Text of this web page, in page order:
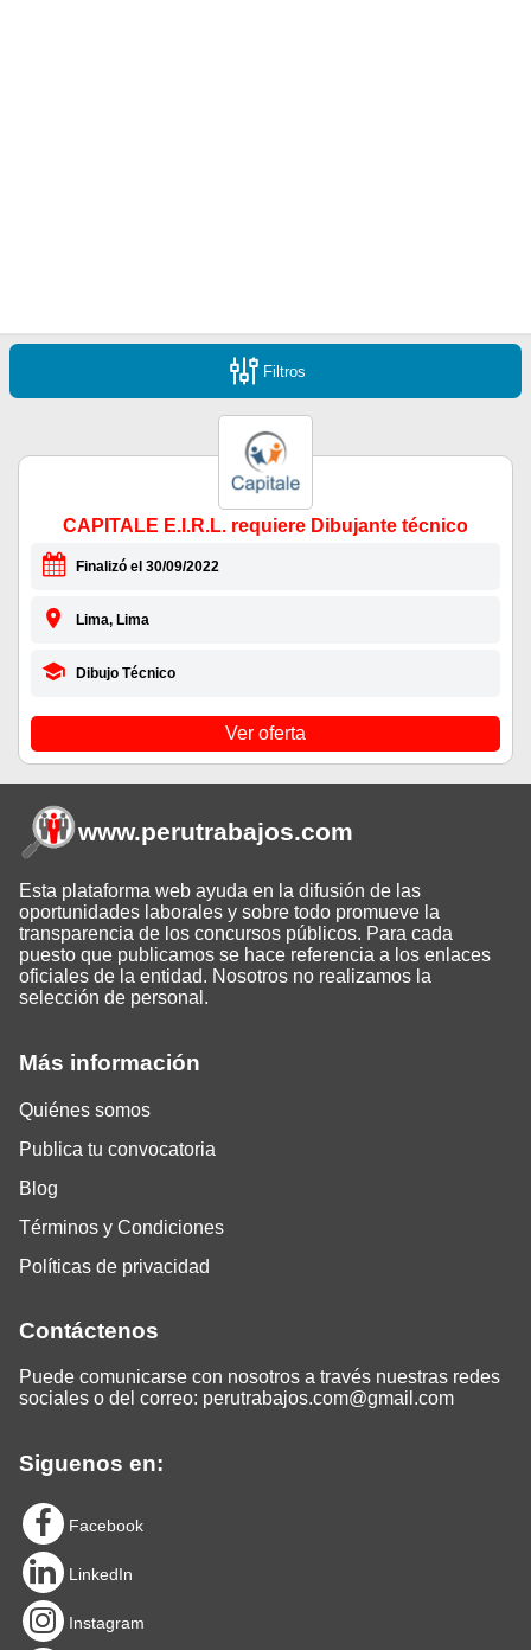
Filtros
CAPITALE E.I.R.L. requiere Dibujante técnico
Finalizó el 30/09/2022
Lima, Lima
Dibujo Técnico
Ver oferta
Más información
Quiénes somos
Publica tu convocatoria
Blog
Términos y Condiciones
Políticas de privacidad
Contáctenos
Puede comunicarse con nosotros a través nuestras redes
sociales o del correo: perutrabajos.com@gmail.com
Siguenos en:
Facebook
LinkedIn
Instagram
www.perutrabajos.com
Esta plataforma web ayuda en la difusión de las
oportunidades laborales y sobre todo promueve la
transparencia de los concursos públicos. Para cada
puesto que publicamos se hace referencia a los enlaces
oficiales de la entidad. Nosotros no realizamos la
selección de personal.